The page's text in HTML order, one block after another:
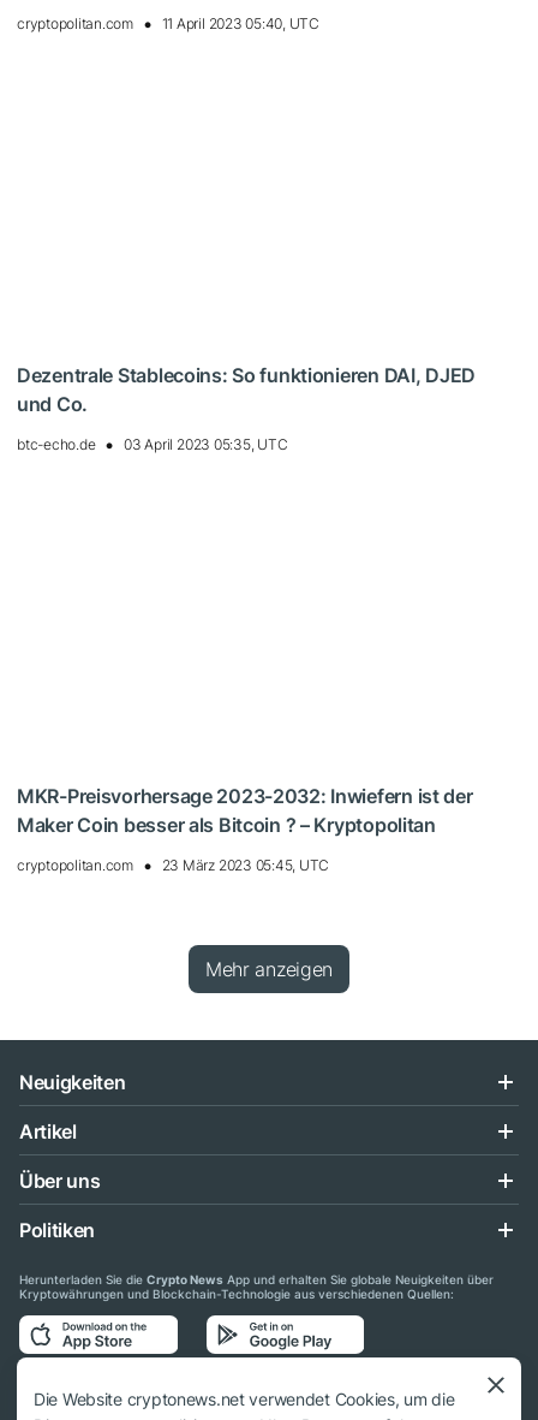
cryptopolitan.com 11 April 2023 05:40, UTC
Dezentrale Stablecoins: So funktionieren DAI, DJED
und Co.
btc-echo.de 03 April 2023 05:35, UTC
MKR-Preisvorhersage 2023-2032: Inwiefern ist der
Maker Coin besser als Bitcoin ? – Kryptopolitan
cryptopolitan.com 23 März 2023 05:45, UTC
Mehr anzeigen
Neuigkeiten
Artikel
Über uns
Politiken
Herunterladen Sie die Crypto News App und erhalten Sie globale Neuigkeiten über
Kryptowährungen und Blockchain-Technologie aus verschiedenen Quellen:
Folgen Sie uns auf den sozialen Medien
Die Website cryptonews.net verwendet Cookies, um die